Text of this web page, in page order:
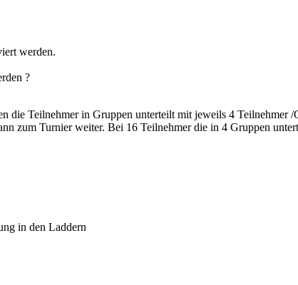
werden.
?
die Teilnehmer in Gruppen unterteilt mit jeweils 4 Teilnehmer /
zum Turnier weiter. Bei 16 Teilnehmer die in 4 Gruppen
in den Laddern